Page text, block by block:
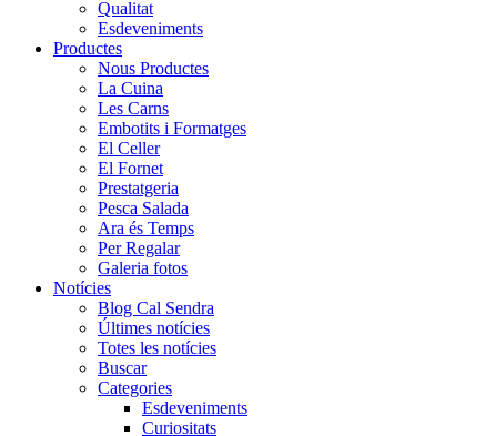
Qualitat
Esdeveniments
Productes
Nous Productes
La Cuina
Les Carns
Embotits i Formatges
El Celler
El Fornet
Prestatgeria
Pesca Salada
Ara és Temps
Per Regalar
Galeria fotos
Notícies
Blog Cal Sendra
Últimes notícies
Totes les notícies
Buscar
Categories
Esdeveniments
Curiositats